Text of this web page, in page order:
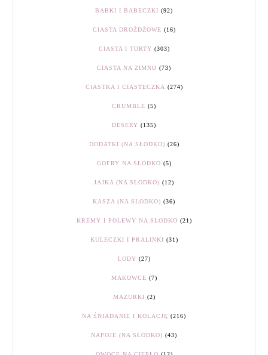
BABKI I BABECZKI (92)
CIASTA DROŻDŻOWE (16)
CIASTA I TORTY (303)
CIASTA NA ZIMNO (73)
CIASTKA I CIASTECZKA (274)
CRUMBLE (5)
DESERY (135)
DODATKI (NA SŁODKO) (26)
GOFRY NA SŁODKO (5)
JAJKA (NA SŁODKO) (12)
KASZA (NA SŁODKO) (36)
KREMY I POLEWY NA SŁODKO (21)
KULECZKI I PRALINKI (31)
LODY (27)
MAKOWCE (7)
MAZURKI (2)
NA ŚNIADANIE I KOLACJĘ (216)
NAPOJE (NA SŁODKO) (43)